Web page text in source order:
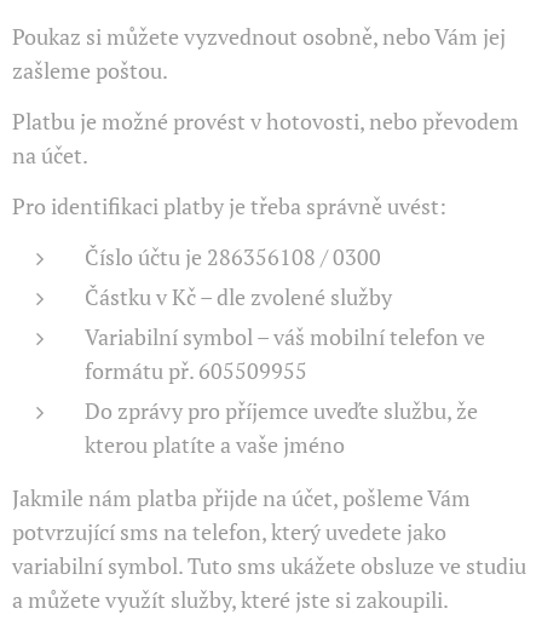
Poukaz si můžete vyzvednout osobně, nebo Vám jej
zašleme poštou.
Platbu je možné provést v hotovosti, nebo převodem
na účet.
Pro identifikaci platby je třeba správně uvést:
Číslo účtu je 286356108 / 0300
Částku v Kč – dle zvolené služby
Variabilní symbol – váš mobilní telefon ve
formátu př. 605509955
Do zprávy pro příjemce uveďte službu, že
kterou platíte a vaše jméno
Jakmile nám platba přijde na účet, pošleme Vám
potvrzující sms na telefon, který uvedete jako
variabilní symbol. Tuto sms ukážete obsluze ve studiu
a můžete využít služby, které jste si zakoupili.